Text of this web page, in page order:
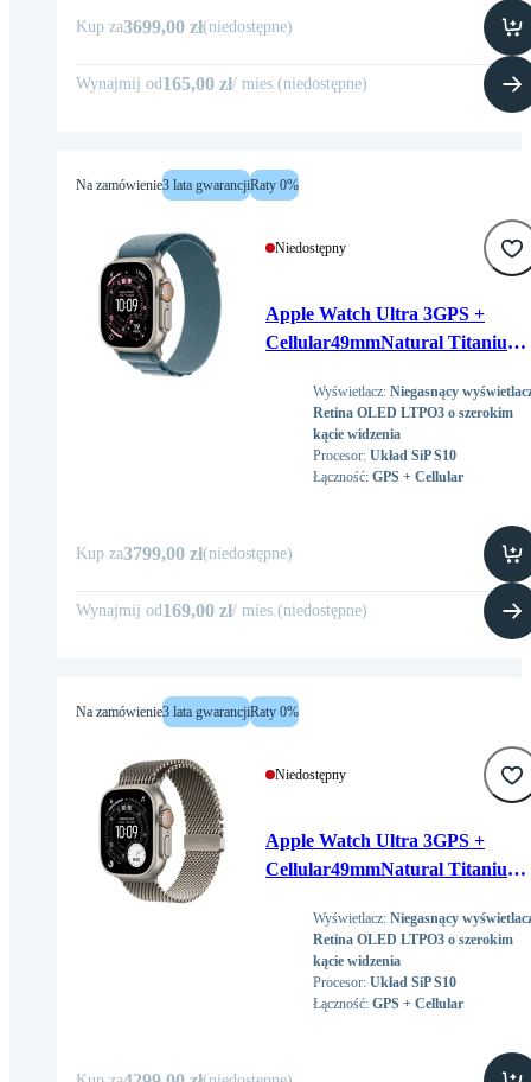
Kup za3699,00 zł(niedostępne)
Wynajmij od165,00 zł/ mies.(niedostępne)
Na zamówienie3 lata gwarancjiRaty 0%
Niedostępny
Apple Watch Ultra 3GPS +
Cellular49mmNatural Titanium
- LargeWyświetlacz: Niegasnący
Retina OLED LTPO3 o szerokim
kącie widzenia
Procesor: Układ SiP S10
Łączność: GPS + Cellular
Kup za3799,00 zł(niedostępne)
Wynajmij od169,00 zł/ mies.(niedostępne)
Na zamówienie3 lata gwarancjiRaty 0%
Niedostępny
Apple Watch Ultra 3GPS +
Cellular49mmNatural Titanium
Milanese Loop - Medium
Wyświetlacz: Niegasnący
Retina OLED LTPO3 o szerokim
kącie widzenia
Procesor: Układ SiP S10
Łączność: GPS + Cellular